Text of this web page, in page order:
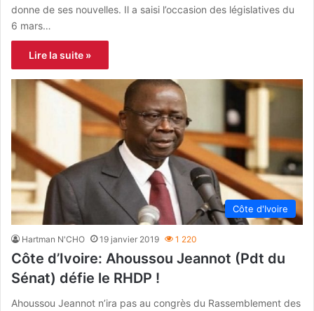
donne de ses nouvelles. Il a saisi l’occasion des législatives du
6 mars…
Lire la suite »
Côte d'Ivoire
Hartman N'CHO 19 janvier 2019 1 220
Côte d’Ivoire: Ahoussou Jeannot (Pdt du
Sénat) défie le RHDP !
Ahoussou Jeannot n’ira pas au congrès du Rassemblement des